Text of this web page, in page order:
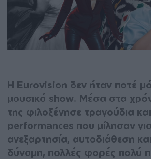
Η Eurovision δεν ήταν ποτέ
μουσικό show. Μέσα στα
της φιλοξένησε τραγούδια και
performances που μίλησαν
ανεξαρτησία, αυτοδιάθεση και
δύναμη, πολλές φορές πολύ